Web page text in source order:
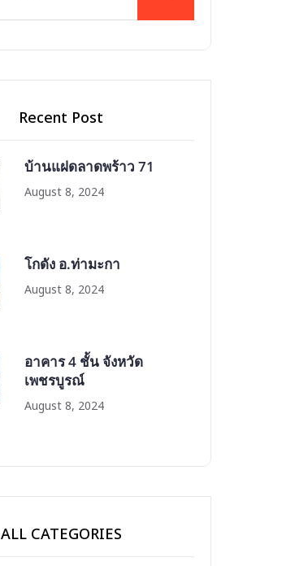
Recent Post
บ้านแฝดลาดพร้าว 71
August 8, 2024
โกดัง อ.ท่ามะกา
August 8, 2024
อาคาร 4 ชั้น จังหวัด
เพชรบูรณ์
August 8, 2024
ALL CATEGORIES